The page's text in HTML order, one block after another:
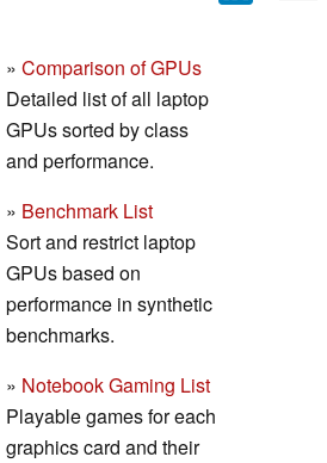
» Comparison of GPUs
Detailed list of all laptop
GPUs sorted by class
and performance.
» Benchmark List
Sort and restrict laptop
GPUs based on
performance in synthetic
benchmarks.
» Notebook Gaming List
Playable games for each
graphics card and their